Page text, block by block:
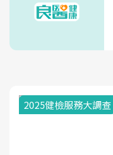
2025健檢服務大調查